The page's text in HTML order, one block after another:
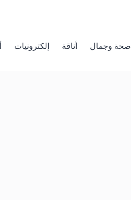
صحة وجمال أناقة إلكترونيات